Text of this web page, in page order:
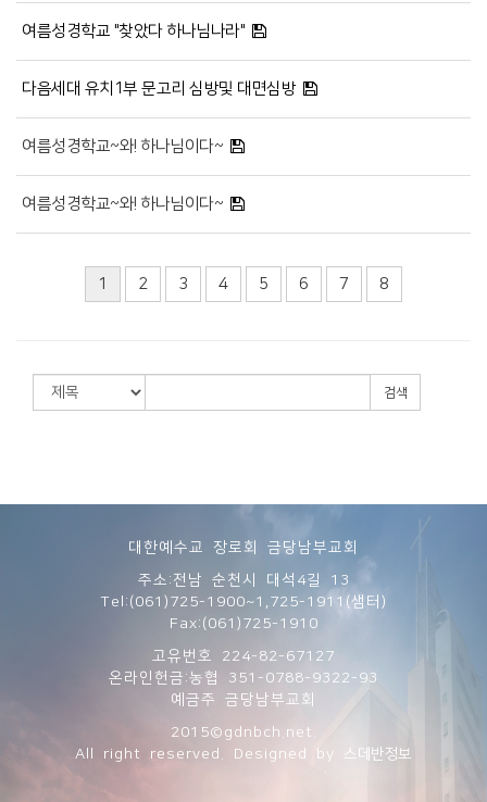
여름성경학교 "찾았다 하나님나라"
다음세대 유치1부 문고리 심방및 대면심방
여름성경학교~와! 하나님이다~
여름성경학교~와! 하나님이다~
1 2 3 4 5 6 7 8
검색
대한예수교 장로회 금당남부교회
주소:전남 순천시 대석4길 13
Tel:(061)725-1900~1,725-1911(샘터)
Fax:(061)725-1910
고유번호 224-82-67127
온라인헌금:농협 351-0788-9322-93
예금주 금당남부교회
2015©gdnbch.net.
All right reserved. Designed by 스데반정보